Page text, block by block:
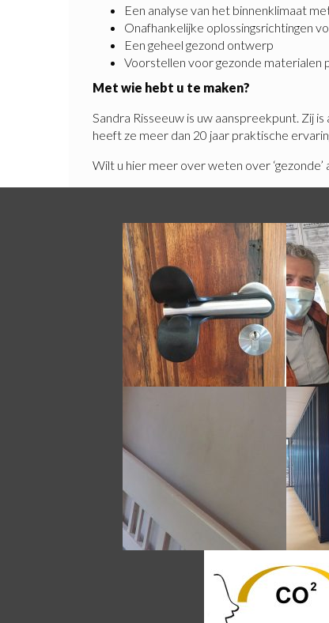
Een analyse van het binnenklimaat
Onafhankelijke oplossingsrichtingen
Een geheel gezond ontwerp
Voorstellen voor gezonde materialen
Met wie hebt u te maken?
Sandra Risseeuw is uw aanspreekpunt. Zij
heeft ze meer dan 20 jaar praktische
Wilt u hier meer over weten over ‘gezonde’